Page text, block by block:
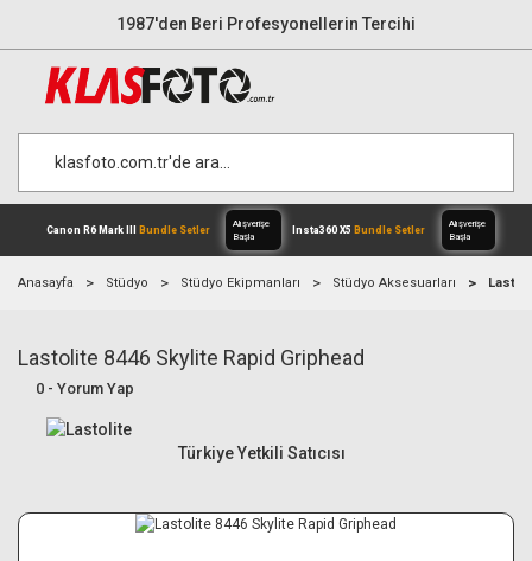
1987'den Beri Profesyonellerin Tercihi
Canon R6 Mark III
Anasayfa Stüdyo Stüdyo Ekipmanları Stüdyo Aksesuarları
Lastolite 8446 Skylite Rapid Griphead
0 - Yorum Yap
Türkiye Yetkili Satıcısı